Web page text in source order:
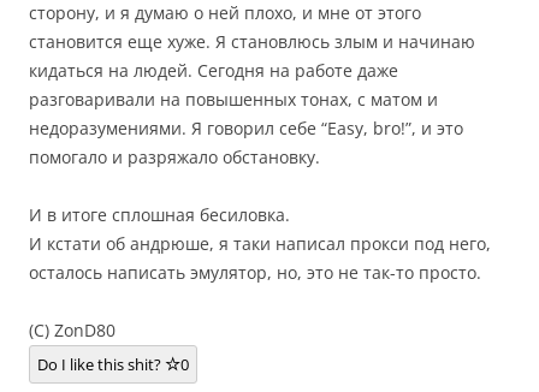
сторону, и я думаю о ней плохо, и мне от этого
становится еще хуже. Я становлюсь злым и начинаю
кидаться на людей. Сегодня на работе даже
разговаривали на повышенных тонах, с матом и
недоразумениями. Я говорил себе “Easy, bro!”, и это
помогало и разряжало обстановку.
И в итоге сплошная бесиловка.
И кстати об андрюше, я таки написал прокси под него,
осталось написать эмулятор, но, это не так-то просто.
(C) ZonD80
Do I like this shit? 0